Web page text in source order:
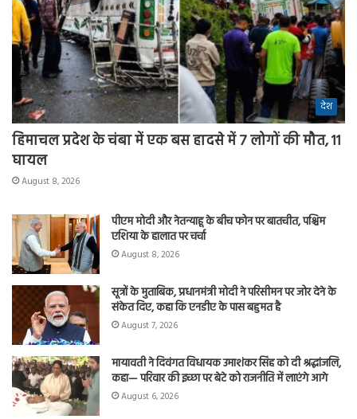
देश
हिमाचल प्रदेश के चंबा में एक बस हादसे में 7 लोगों की मौत, 11
घायल
August 8, 2026
पीएम मोदी और नेतन्याहू के बीच फोन पर बातचीत, पश्चिम
एशिया के हालात पर चर्चा
August 8, 2026
सूत्रों के मुताबिक, प्रधानमंत्री मोदी ने परिसीमन पर जोर देने के
संकेत दिए, कहा कि एनडीए के पास बहुमत है
August 7, 2026
मायावती ने दिवंगत विधायक उमाशंकर सिंह को दी श्रद्धांजलि,
कहा— परिवार की इच्छा पर बेटे को राजनीति में लाएंगे आगे
August 6, 2026